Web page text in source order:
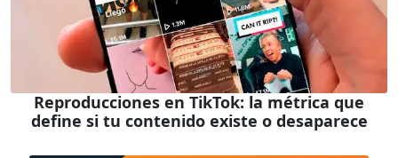
Reproducciones en TikTok: la métrica que
define si tu contenido existe o desaparece